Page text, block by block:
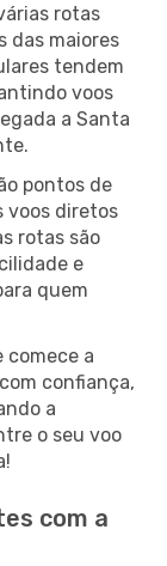
rotas
das maiores
tendem
voos
a Santa
pontos de
voos diretos
rotas são
e
quem
comece a
confiança,
a
o seu voo
com a